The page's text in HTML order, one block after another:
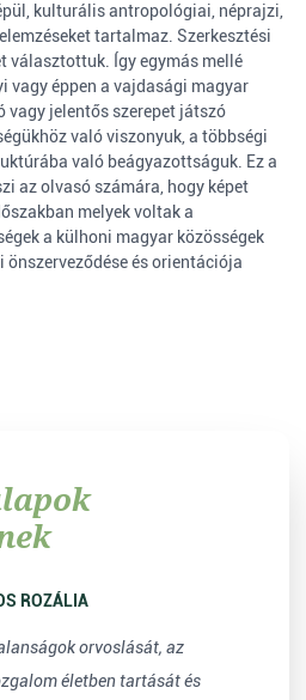
kulturális antropológiai, néprajzi,
tartalmaz. Szerkesztési
választottuk. Így egymás mellé
vagy éppen a vajdasági magyar
vagy jelentős szerepet játszó
való viszonyuk, a többségi
való beágyazottságuk. Ez a
az olvasó számára, hogy képet
melyek voltak a
a külhoni magyar közösségek
és orientációja
ROZÁLIA
életben tartását és